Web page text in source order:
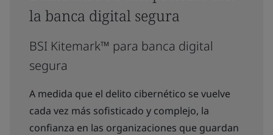
la banca digital segura
BSI Kitemark™ para banca digital
segura
A medida que el delito cibernético se vuelve
cada vez más sofisticado y complejo, la
confianza en las organizaciones que guardan